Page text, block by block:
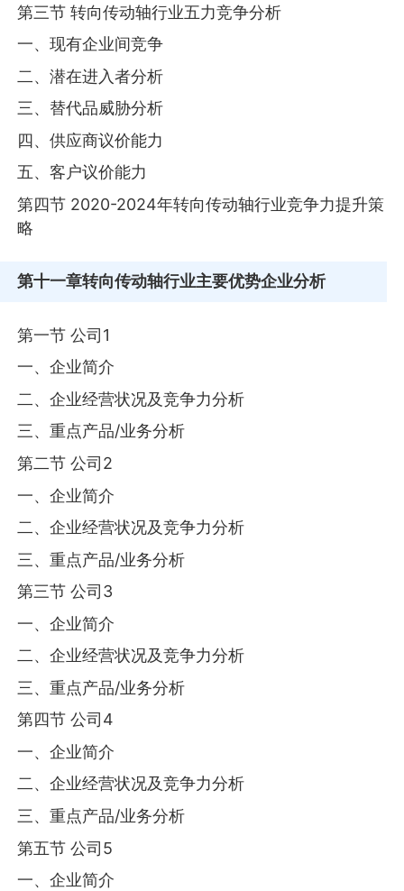
第三节 转向传动轴行业五力竞争分析
一、现有企业间竞争
二、潜在进入者分析
三、替代品威胁分析
四、供应商议价能力
五、客户议价能力
第四节 2020-2024年转向传动轴行业竞争力提升策
略
第十一章转向传动轴行业主要优势企业分析
第一节 公司1
一、企业简介
二、企业经营状况及竞争力分析
三、重点产品/业务分析
第二节 公司2
一、企业简介
二、企业经营状况及竞争力分析
三、重点产品/业务分析
第三节 公司3
一、企业简介
二、企业经营状况及竞争力分析
三、重点产品/业务分析
第四节 公司4
一、企业简介
二、企业经营状况及竞争力分析
三、重点产品/业务分析
第五节 公司5
一、企业简介